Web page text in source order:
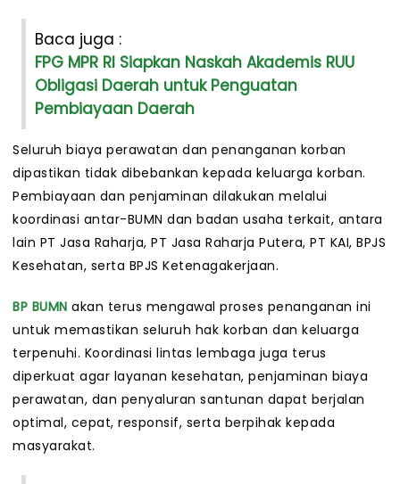
Baca juga :
FPG MPR RI Siapkan Naskah Akademis RUU
Obligasi Daerah untuk Penguatan
Pembiayaan Daerah
Seluruh biaya perawatan dan penanganan korban
dipastikan tidak dibebankan kepada keluarga korban.
Pembiayaan dan penjaminan dilakukan melalui
koordinasi antar-BUMN dan badan usaha terkait, antara
lain PT Jasa Raharja, PT Jasa Raharja Putera, PT KAI, BPJS
Kesehatan, serta BPJS Ketenagakerjaan.
BP BUMN akan terus mengawal proses penanganan ini
untuk memastikan seluruh hak korban dan keluarga
terpenuhi. Koordinasi lintas lembaga juga terus
diperkuat agar layanan kesehatan, penjaminan biaya
perawatan, dan penyaluran santunan dapat berjalan
optimal, cepat, responsif, serta berpihak kepada
masyarakat.